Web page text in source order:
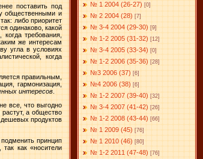
поставить под
общественными и
либо приоритет
одинаково, какой
требования,
же интересам
угла в условиях
когда
правильным,
гармонизация,
интересов.
все, что выгодно
а общество
продуктов
принцип
как «носители
№ 1 2004 (26-27) [0]
№ 2 2004 (28) [7]
№ 3-4 2004 (29-30) [9]
№ 1-2 2005 (31-32) [12]
№ 3-4 2005 (33-34) [0]
№ 1-2 2006 (35-36) [28]
№3 2006 (37) [6]
№4 2006 (38) [6]
№ 1-2 2007 (39-40) [32]
№ 3-4 2007 (41-42) [26]
№ 1-2 2008 (43-44) [66]
№ 1 2009 (45) [76]
№ 1 2010 (46) [80]
№ 1-2 2011 (47-48) [76]